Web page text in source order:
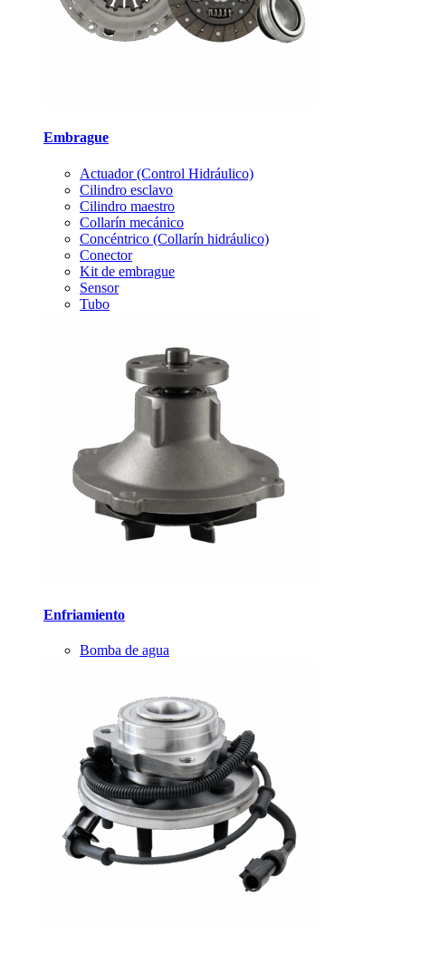
Embrague
Actuador (Control Hidráulico)
Cilindro esclavo
Cilindro maestro
Collarín mecánico
Concéntrico (Collarín hidráulico)
Conector
Kit de embrague
Sensor
Tubo
Enfriamiento
Bomba de agua